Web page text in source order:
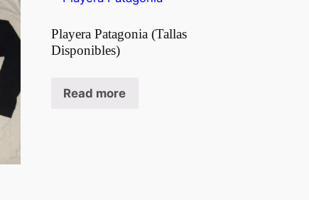
Playera Patagonia (Tallas
Disponibles)
Read more